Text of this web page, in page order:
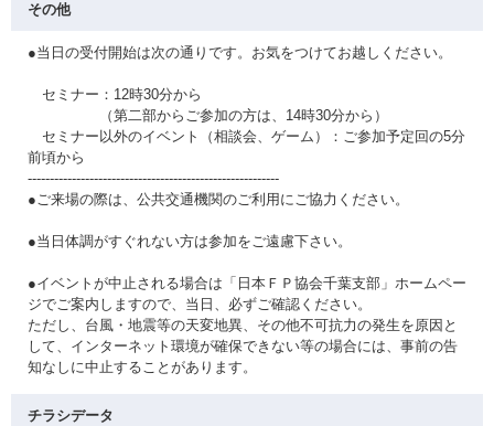
その他
●当日の受付開始は次の通りです。お気をつけてお越しください。
セミナー：12時30分から
（第二部からご参加の方は、14時30分から）
セミナー以外のイベント（相談会、ゲーム）：ご参加予定回の5分
前頃から
---------------------------------------------------------
●ご来場の際は、公共交通機関のご利用にご協力ください。
●当日体調がすぐれない方は参加をご遠慮下さい。
●イベントが中止される場合は「日本ＦＰ協会千葉支部」ホームペー
ジでご案内しますので、当日、必ずご確認ください。
ただし、台風・地震等の天変地異、その他不可抗力の発生を原因と
して、インターネット環境が確保できない等の場合には、事前の告
知なしに中止することがあります。
チラシデータ